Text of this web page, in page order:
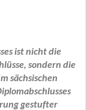
ist nicht die
sondern die
sächsischen
gestufter